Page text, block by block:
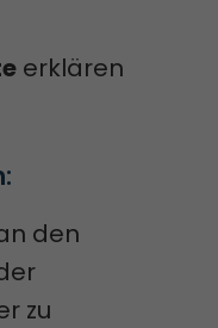
erklären
den
zu